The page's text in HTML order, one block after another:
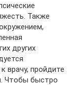
Также
других
врачу, пройдите
Чтобы быстро